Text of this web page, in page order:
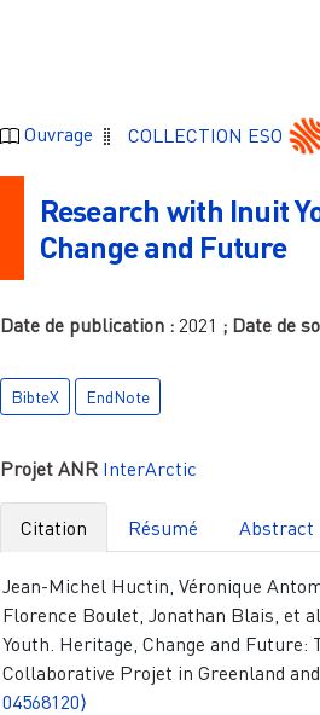
Ouvrage COLLECTION ESO
Research with Inuit
Change and Future
Date de publication : 2021 ; Date de
BibteX EndNote
Projet ANR InterArctic
Citation Résumé Abstract
Jean-Michel Huctin, Véronique
Florence Boulet, Jonathan Blais, et
Youth. Heritage, Change and
Collaborative Projet in Greenland and
04568120⟩